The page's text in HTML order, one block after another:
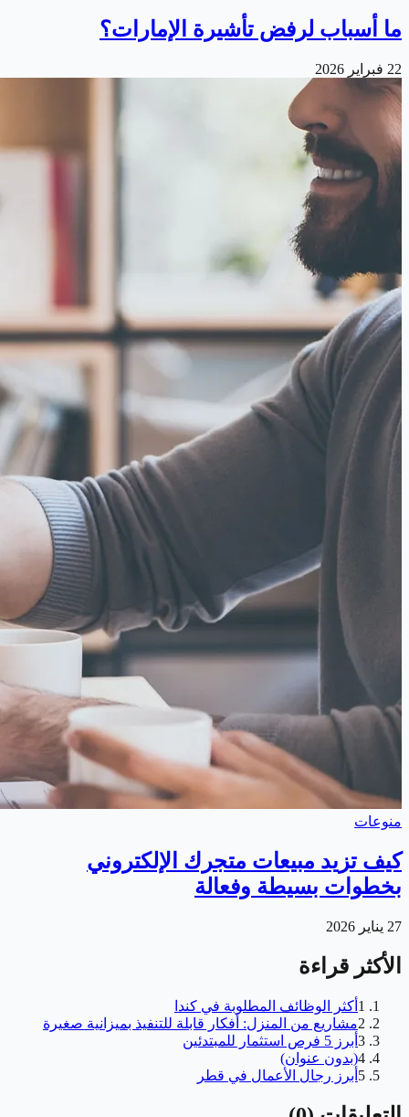
ما أسباب لرفض تأشيرة الإمارات؟
22 فبراير 2026
منوعات
كيف تزيد مبيعات متجرك الإلكتروني
بخطوات بسيطة وفعالة
27 يناير 2026
الأكثر قراءة
1 أكثر الوظائف المطلوبة في كندا
2مشاريع من المنزل: أفكار قابلة للتنفيذ بميزانية صغيرة
3 أبرز 5 فرص استثمار للمبتدئين
4(بدون عنوان)
5 أبرز رجال الأعمال في قطر